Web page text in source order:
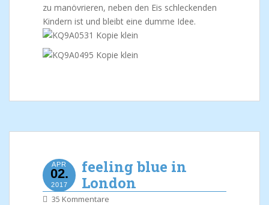
zu manövrieren, neben den Eis schleckenden
Kindern ist und bleibt eine dumme Idee.
APR
02.
2017
feeling blue in
London
35 Kommentare